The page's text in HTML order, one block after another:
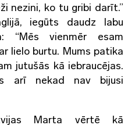
nezini, ko tu gribi darīt.”
iegūts daudz labu
“Mēs vienmēr esam
lielo burtu. Mums patika
jutušās kā iebraucējas.
arī nekad nav bijusi
Marta vērtē kā